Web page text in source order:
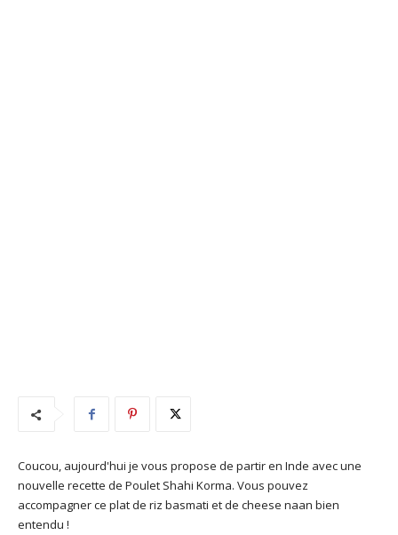
Coucou, aujourd'hui je vous propose de partir en Inde avec une
nouvelle recette de Poulet Shahi Korma. Vous pouvez
accompagner ce plat de riz basmati et de cheese naan bien
entendu !